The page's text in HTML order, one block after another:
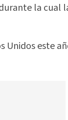
la cual
este